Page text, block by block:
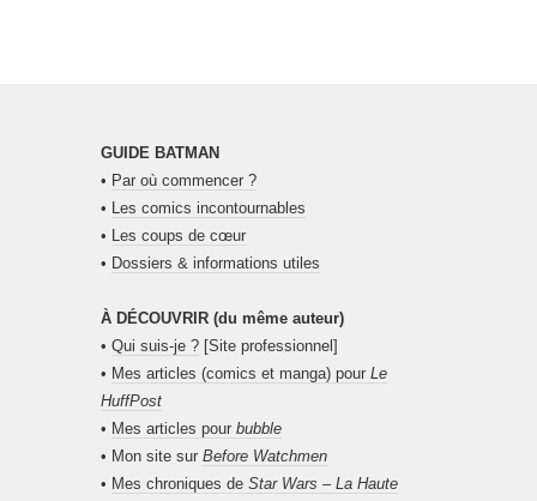
GUIDE BATMAN
• Par où commencer ?
• Les comics incontournables
• Les coups de cœur
• Dossiers & informations utiles
À DÉCOUVRIR (du même auteur)
• Qui suis-je ? [Site professionnel]
• Mes articles (comics et manga) pour Le
HuffPost
• Mes articles pour bubble
• Mon site sur Before Watchmen
• Mes chroniques de Star Wars – La Haute